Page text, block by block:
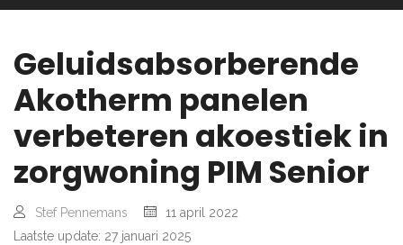
Geluidsabsorberende
Akotherm panelen
verbeteren akoestiek in
zorgwoning PIM Senior
Stef Pennemans
11 april 2022
Laatste update: 27 januari 2025